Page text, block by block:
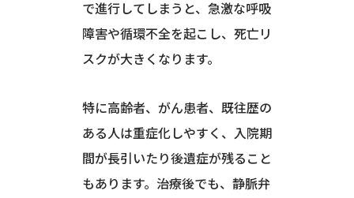
で進行してしまうと、急激な呼吸
障害や循環不全を起こし、死亡リ
スクが大きくなります。
特に高齢者、がん患者、既往歴の
ある人は重症化しやすく、入院期
間が長引いたり後遺症が残ること
もあります。治療後でも、静脈弁